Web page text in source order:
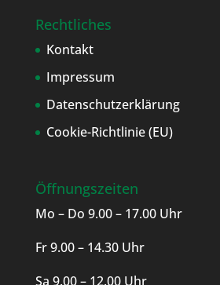
Rechtliches
Kontakt
Impressum
Datenschutzerklärung
Cookie-Richtlinie (EU)
Öffnungszeiten
Mo – Do 9.00 – 17.00 Uhr
Fr 9.00 – 14.30 Uhr
Sa 9.00 – 12.00 Uhr